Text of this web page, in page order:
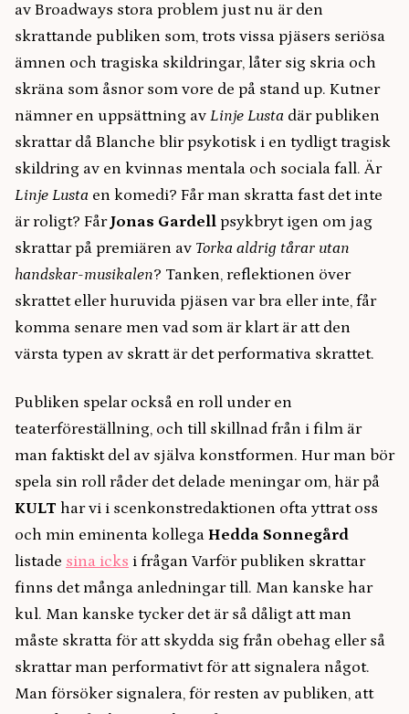
av Broadways stora problem just nu är den
skrattande publiken som, trots vissa pjäsers seriösa
ämnen och tragiska skildringar, låter sig skria och
skräna som åsnor som vore de på stand up. Kutner
nämner en uppsättning av Linje Lusta där publiken
skrattar då Blanche blir psykotisk i en tydligt tragisk
skildring av en kvinnas mentala och sociala fall. Är
Linje Lusta en komedi? Får man skratta fast det inte
är roligt? FårJonas Gardell psykbryt igen om jag
skrattar på premiären av Torka aldrig tårar utan
handskar-musikalen? Tanken, reflektionen över
skrattet eller huruvida pjäsen var bra eller inte, får
komma senare men vad som är klart är att den
värsta typen av skratt är det performativa skrattet.
Publiken spelar också en roll under en
teaterföreställning, och till skillnad från i film är
man faktiskt del av själva konstformen. Hur man bör
spela sin roll råder det delade meningar om, här på
KULT har vi i scenkonstredaktionen ofta yttrat oss
och min eminenta kollega Hedda Sonnegård
listade sina icks i frågan Varför publiken skrattar
finns det många anledningar till. Man kanske har
kul. Man kanske tycker det är så dåligt att man
måste skratta för att skydda sig från obehag eller så
skrattar man performativt för att signalera något.
Man försöker signalera, för resten av publiken, att